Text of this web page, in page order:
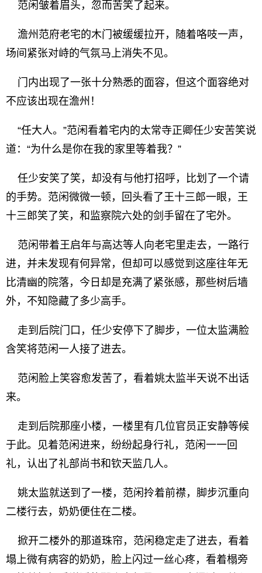
范闲皱着眉头，忽而苦笑了起来。
澹州范府老宅的木门被缓缓拉开，随着咯吱一声，
场间紧张对峙的气氛马上消失不见。
门内出现了一张十分熟悉的面容，但这个面容绝对
不应该出现在澹州！
“任大人。”范闲看着宅内的太常寺正卿任少安苦笑说
道：“为什么是你在我的家里等着我？”
任少安笑了笑，却没有与他打招呼，比划了一个请
的手势。范闲微微一顿，回头看了王十三郎一眼，王
十三郎笑了笑，和监察院六处的剑手留在了宅外。
范闲带着王启年与高达等人向老宅里走去，一路行
进，并未发现有何异常，但却可以感觉到这座往年无
比清幽的院落，今日却是充满了紧张感，那些树后墙
外，不知隐藏了多少高手。
走到后院门口，任少安停下了脚步，一位太监满脸
含笑将范闲一人接了进去。
范闲脸上笑容愈发苦了，看着姚太监半天说不出话
来。
走到后院那座小楼，一楼里有几位官员正安静等候
于此。见着范闲进来，纷纷起身行礼，范闲一一回
礼，认出了礼部尚书和钦天监几人。
姚太监就送到了一楼，范闲拎着前襟，脚步沉重向
二楼行去，奶奶便住在二楼。
掀开二楼外的那道珠帘，范闲稳定走了进去，看着
塌上微有病容的奶奶，脸上闪过一丝心疼，看着榻旁